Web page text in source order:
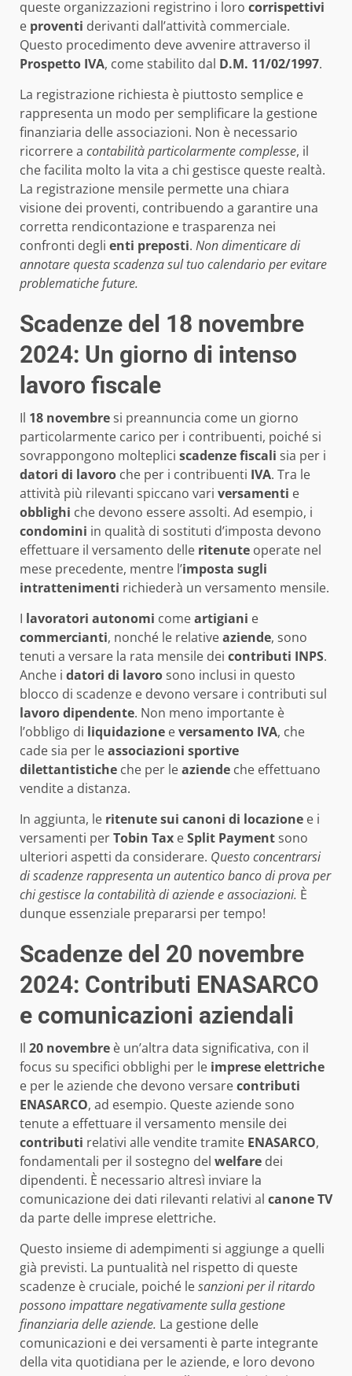
queste organizzazioni registrino i loro corrispettivi
e proventi derivanti dall’attività commerciale.
Questo procedimento deve avvenire attraverso il
Prospetto IVA, come stabilito dal D.M. 11/02/1997.
La registrazione richiesta è piuttosto semplice e
rappresenta un modo per semplificare la gestione
finanziaria delle associazioni. Non è necessario
ricorrere a contabilità particolarmente complesse, il
che facilita molto la vita a chi gestisce queste realtà.
La registrazione mensile permette una chiara
visione dei proventi, contribuendo a garantire una
corretta rendicontazione e trasparenza nei
confronti degli enti preposti. Non dimenticare di
annotare questa scadenza sul tuo calendario per evitare
problematiche future.
Scadenze del 18 novembre
2024: Un giorno di intenso
lavoro fiscale
Il 18 novembresi preannuncia come un giorno
particolarmente carico per i contribuenti, poiché si
sovrappongono molteplici scadenze fiscali sia per i
datori di lavoro che per i contribuenti IVA. Tra le
attività più rilevanti spiccano vari versamenti e
obblighi che devono essere assolti. Ad esempio, i
condomini in qualità di sostituti d’imposta devono
effettuare il versamento delle ritenute operate nel
mese precedente, mentre l’imposta sugli
intrattenimenti richiederà un versamento mensile.
I lavoratori autonomi comeartigiani e
commercianti, nonché le relativeaziende, sono
tenuti a versare la rata mensile dei contributi INPS.
Anche i datori di lavorosono inclusi in questo
blocco di scadenze e devono versare i contributi sul
lavoro dipendente. Non meno importante è
l’obbligo di liquidazione eversamento IVA, che
cade sia per leassociazioni sportive
dilettantistiche che per leaziende che effettuano
vendite a distanza.
In aggiunta, le ritenute sui canoni di locazione e i
versamenti perTobin Tax eSplit Paymentsono
ulteriori aspetti da considerare. Questo concentrarsi
di scadenze rappresenta un autentico banco di prova per
chi gestisce la contabilità di aziende e associazioni. È
dunque essenziale prepararsi per tempo!
Scadenze del 20 novembre
2024: Contributi ENASARCO
e comunicazioni aziendali
Il 20 novembre è un’altra data significativa, con il
focus su specifici obblighi per le imprese elettriche
e per le aziende che devono versarecontributi
ENASARCO, ad esempio. Queste aziende sono
tenute a effettuare il versamento mensile dei
contributi relativi alle vendite tramite ENASARCO,
fondamentali per il sostegno del welfare dei
dipendenti. È necessario altresì inviare la
comunicazione dei dati rilevanti relativi al canone TV
da parte delle imprese elettriche.
Questo insieme di adempimenti si aggiunge a quelli
già previsti. La puntualità nel rispetto di queste
scadenze è cruciale, poiché lesanzioni per il ritardo
possono impattare negativamente sulla gestione
finanziaria delle aziende. La gestione delle
comunicazioni e dei versamenti è parte integrante
della vita quotidiana per le aziende, e loro devono